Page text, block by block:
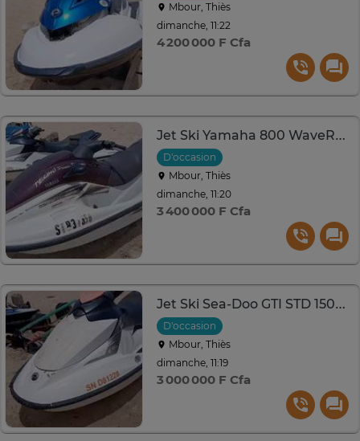
Mbour, Thiès
dimanche, 11:22
4 200 000 F Cfa
Jet Ski Yamaha 800 WaveRunner - 2010 - 90 CV
D'occasion
Mbour, Thiès
dimanche, 11:20
3 400 000 F Cfa
Jet Ski Sea-Doo GTI STD 1503 -
D'occasion
Mbour, Thiès
dimanche, 11:19
3 000 000 F Cfa